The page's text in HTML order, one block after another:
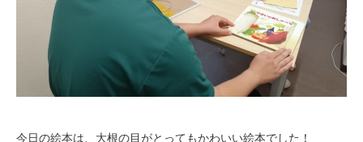
今日の絵本は、大根の目がとってもかわいい絵本でした！